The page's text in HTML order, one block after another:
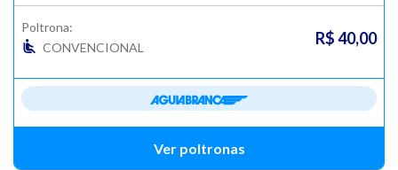
Poltrona:
CONVENCIONAL
R$ 40,00
Ver poltronas